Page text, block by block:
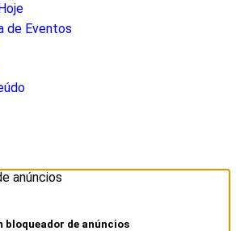
de Eventos
bloqueador de anúncios